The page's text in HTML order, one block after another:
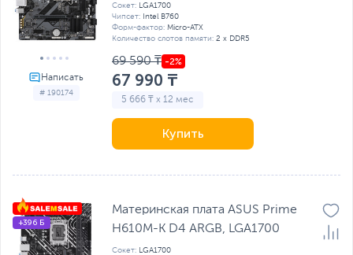
# 190174
Сокет:
LGA1700
Чипсет: Intel B760
Форм-фактор: Micro-ATX
Количество слотов памяти: 2 x DDR5
69 590 ₸
67 990 ₸
5 666 ₸ x 12 мес
Купить
+396 Б
Материнская плата ASUS Prime
H610M-K D4 ARGB, LGA1700
Сокет:
LGA1700